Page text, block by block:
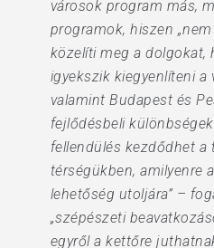
városok program más,
programok, hiszen
közelíti meg a dolgokat,
igyekszik kiegyenlíteni a
valamint Budapest és
fejlődésbeli
fellendülés kezdődhet a
térségükben, amilyenre
lehetőség utoljára” –
„szépészeti
egyről a kettőre